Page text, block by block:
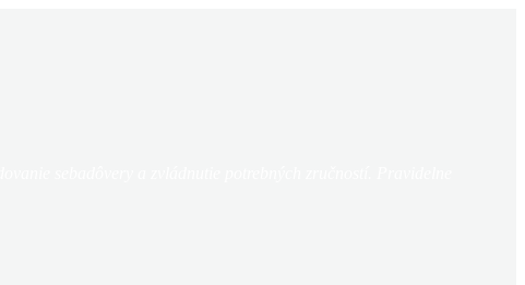
sebadôvery a zvládnutie potrebných zručností. Pravidelne